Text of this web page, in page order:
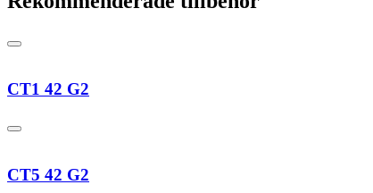
CT1 42 G2
CT5 42 G2